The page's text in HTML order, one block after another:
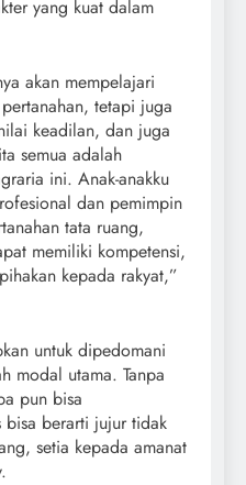
yang kuat dalam
akan mempelajari
tetapi juga
keadilan, dan juga
semua adalah
ini. Anak-anakku
dan pemimpin
tata ruang,
memiliki kompetensi,
kepada rakyat,”
untuk dipedomani
modal utama. Tanpa
pun bisa
bisa berarti jujur tidak
setia kepada amanat